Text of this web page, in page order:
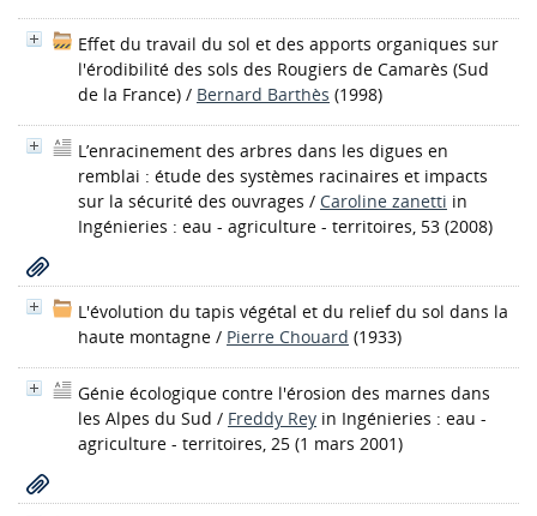
Effet du travail du sol et des apports organiques sur
l'érodibilité des sols des Rougiers de Camarès (Sud
de la France) / Bernard Barthès (1998)
L’enracinement des arbres dans les digues en
remblai : étude des systèmes racinaires et impacts
sur la sécurité des ouvrages / Caroline zanetti in
Ingénieries : eau - agriculture - territoires, 53 (2008)
L'évolution du tapis végétal et du relief du sol dans la
haute montagne / Pierre Chouard (1933)
Génie écologique contre l'érosion des marnes dans
les Alpes du Sud / Freddy Rey in Ingénieries : eau -
agriculture - territoires, 25 (1 mars 2001)